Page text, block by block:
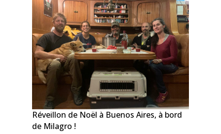
Réveillon de Noël à Buenos Aires, à bord
de Milagro !